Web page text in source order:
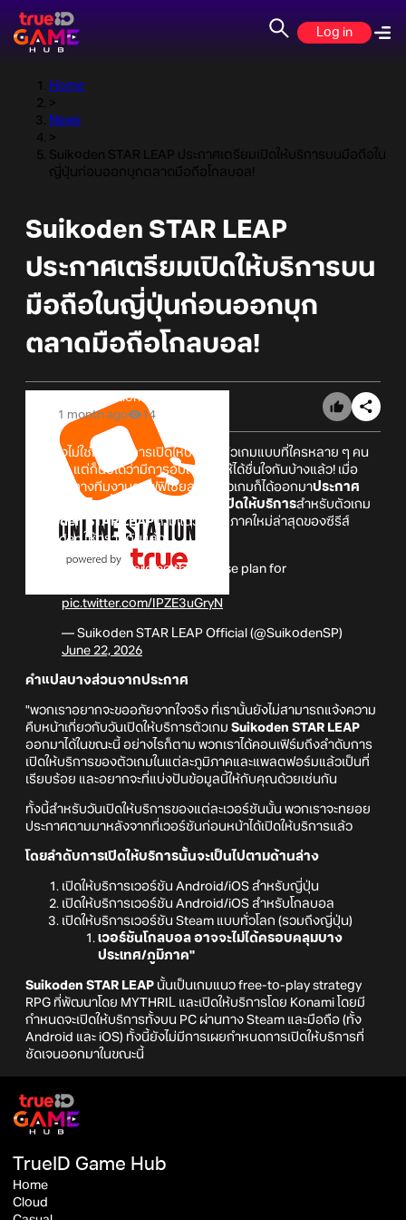
Log in
Home
>
News
>
Suikoden STAR LEAP ประกาศเตรียมเปิดให้บริการบนมือถือใน
ญี่ปุ่นก่อนออกบุกตลาดมือถือโกลบอล!
Suikoden STAR LEAP
ประกาศเตรียมเปิดให้บริการบน
มือถือในญี่ปุ่นก่อนออกบุก
ตลาดมือถือโกลบอล!
Online Station
1 month ago
14
แม้จะยังไม่ใช่กำหนดการเปิดให้บริการตัวเกมแบบที่ใครหลาย ๆ คน
คาดหวัง แต่ก็นับได้ว่ามีการอัปเดตมาให้ได้ชื่นใจกันบ้างแล้ว! เมื่อ
ล่าสุดนั้นทางทีมงานออฟฟิเชียลของตัวเกมก็ได้ออกมาประกาศ
ข้อมูลเพิ่มเติมเกี่ยวกับแผนการการเปิดให้บริการสำหรับตัวเกม
Suikoden STAR LEAPเกมแนว RPG ภาคใหม่ล่าสุดของซีรีส์
Suikoden ให้ทราบกันแล้ว!
A notice regarding the release plan for
pic.twitter.com/IPZE3uGryN
— Suikoden STAR LEAP Official (@SuikodenSP)
June 22, 2026
คำแปลบางส่วนจากประกาศ
"พวกเราอยากจะขออภัยจากใจจริง ที่เรานั้นยังไม่สามารถแจ้งความ
คืบหน้าเกี่ยวกับวันเปิดให้บริการตัวเกม Suikoden STAR LEAP
ออกมาได้ในขณะนี้ อย่างไรก็ตาม พวกเราได้คอนเฟิร์มถึงลำดับการ
เปิดให้บริการของตัวเกมในแต่ละภูมิภาคและแพลตฟอร์มแล้วเป็นที่
เรียบร้อย และอยากจะที่แบ่งปันข้อมูลนี้ให้กับคุณด้วยเช่นกัน
ทั้งนี้สำหรับวันเปิดให้บริการของแต่ละเวอร์ชันนั้น พวกเราจะทยอย
ประกาศตามมาหลังจากที่เวอร์ชันก่อนหน้าได้เปิดให้บริการแล้ว
โดยลำดับการเปิดให้บริการนั้นจะเป็นไปตามด้านล่าง
เปิดให้บริการเวอร์ชัน Android/iOS สำหรับญี่ปุ่น
เปิดให้บริการเวอร์ชัน Android/iOS สำหรับโกลบอล
เปิดให้บริการเวอร์ชัน Steam แบบทั่วโลก (รวมถึงญี่ปุ่น)
เวอร์ชันโกลบอล อาจจะไม่ได้ครอบคลุมบาง
ประเทศ/ภูมิภาค"
Suikoden STAR LEAP นั้นเป็นเกมแนว free-to-play strategy
RPG ที่พัฒนาโดย MYTHRIL และเปิดให้บริการโดย Konami โดยมี
กำหนดจะเปิดให้บริการทั้งบน PC ผ่านทาง Steam และมือถือ (ทั้ง
Android และ iOS) ทั้งนี้ยังไม่มีการเผยกำหนดการเปิดให้บริการที่
ชัดเจนออกมาในขณะนี้
TrueID Game Hub
Home
Cloud